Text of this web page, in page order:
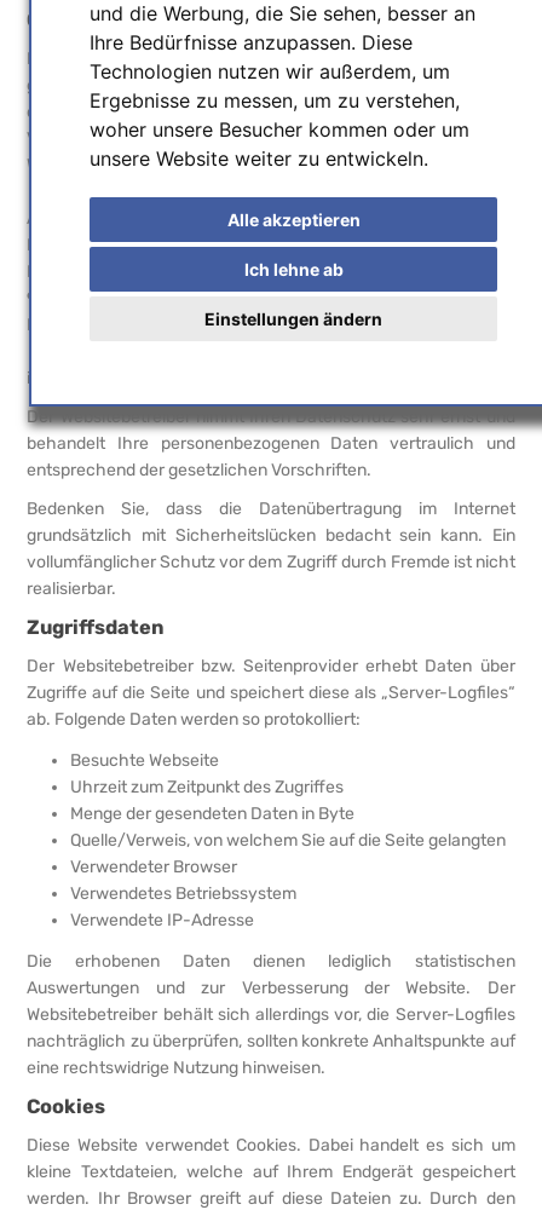
und die Werbung, die Sie sehen, besser an
Ihre Bedürfnisse anzupassen. Diese
Technologien nutzen wir außerdem, um
Ergebnisse zu messen, um zu verstehen,
woher unsere Besucher kommen oder um
unsere Website weiter zu entwickeln.
Alle akzeptieren
Ich lehne ab
Einstellungen ändern
Geltungsbereich
Diese Datenschutzerklärung soll die Nutzer dieser Website
gemäß Bundesdatenschutzgesetz und Telemediengesetz über
die Art, den Umfang und den Zweck der Erhebung und
Verwendung personenbezogener Daten durch den
Websitebetreiber
Astronomie-Verlag
Friedrich, Friedrich, Schurig GbR
Lilienstr. 6
91244 Reichenschwand
Deutschland
informieren.
Der Websitebetreiber nimmt Ihren Datenschutz sehr ernst und
behandelt Ihre personenbezogenen Daten vertraulich und
entsprechend der gesetzlichen Vorschriften.
Bedenken Sie, dass die Datenübertragung im Internet
grundsätzlich mit Sicherheitslücken bedacht sein kann. Ein
vollumfänglicher Schutz vor dem Zugriff durch Fremde ist nicht
realisierbar.
Zugriffsdaten
Der Websitebetreiber bzw. Seitenprovider erhebt Daten über
Zugriffe auf die Seite und speichert diese als „Server-Logfiles“
ab. Folgende Daten werden so protokolliert:
Besuchte Webseite
Uhrzeit zum Zeitpunkt des Zugriffes
Menge der gesendeten Daten in Byte
Quelle/Verweis, von welchem Sie auf die Seite gelangten
Verwendeter Browser
Verwendetes Betriebssystem
Verwendete IP-Adresse
Die erhobenen Daten dienen lediglich statistischen
Auswertungen und zur Verbesserung der Website. Der
Websitebetreiber behält sich allerdings vor, die Server-Logfiles
nachträglich zu überprüfen, sollten konkrete Anhaltspunkte auf
eine rechtswidrige Nutzung hinweisen.
Cookies
Diese Website verwendet Cookies. Dabei handelt es sich um
kleine Textdateien, welche auf Ihrem Endgerät gespeichert
werden. Ihr Browser greift auf diese Dateien zu. Durch den